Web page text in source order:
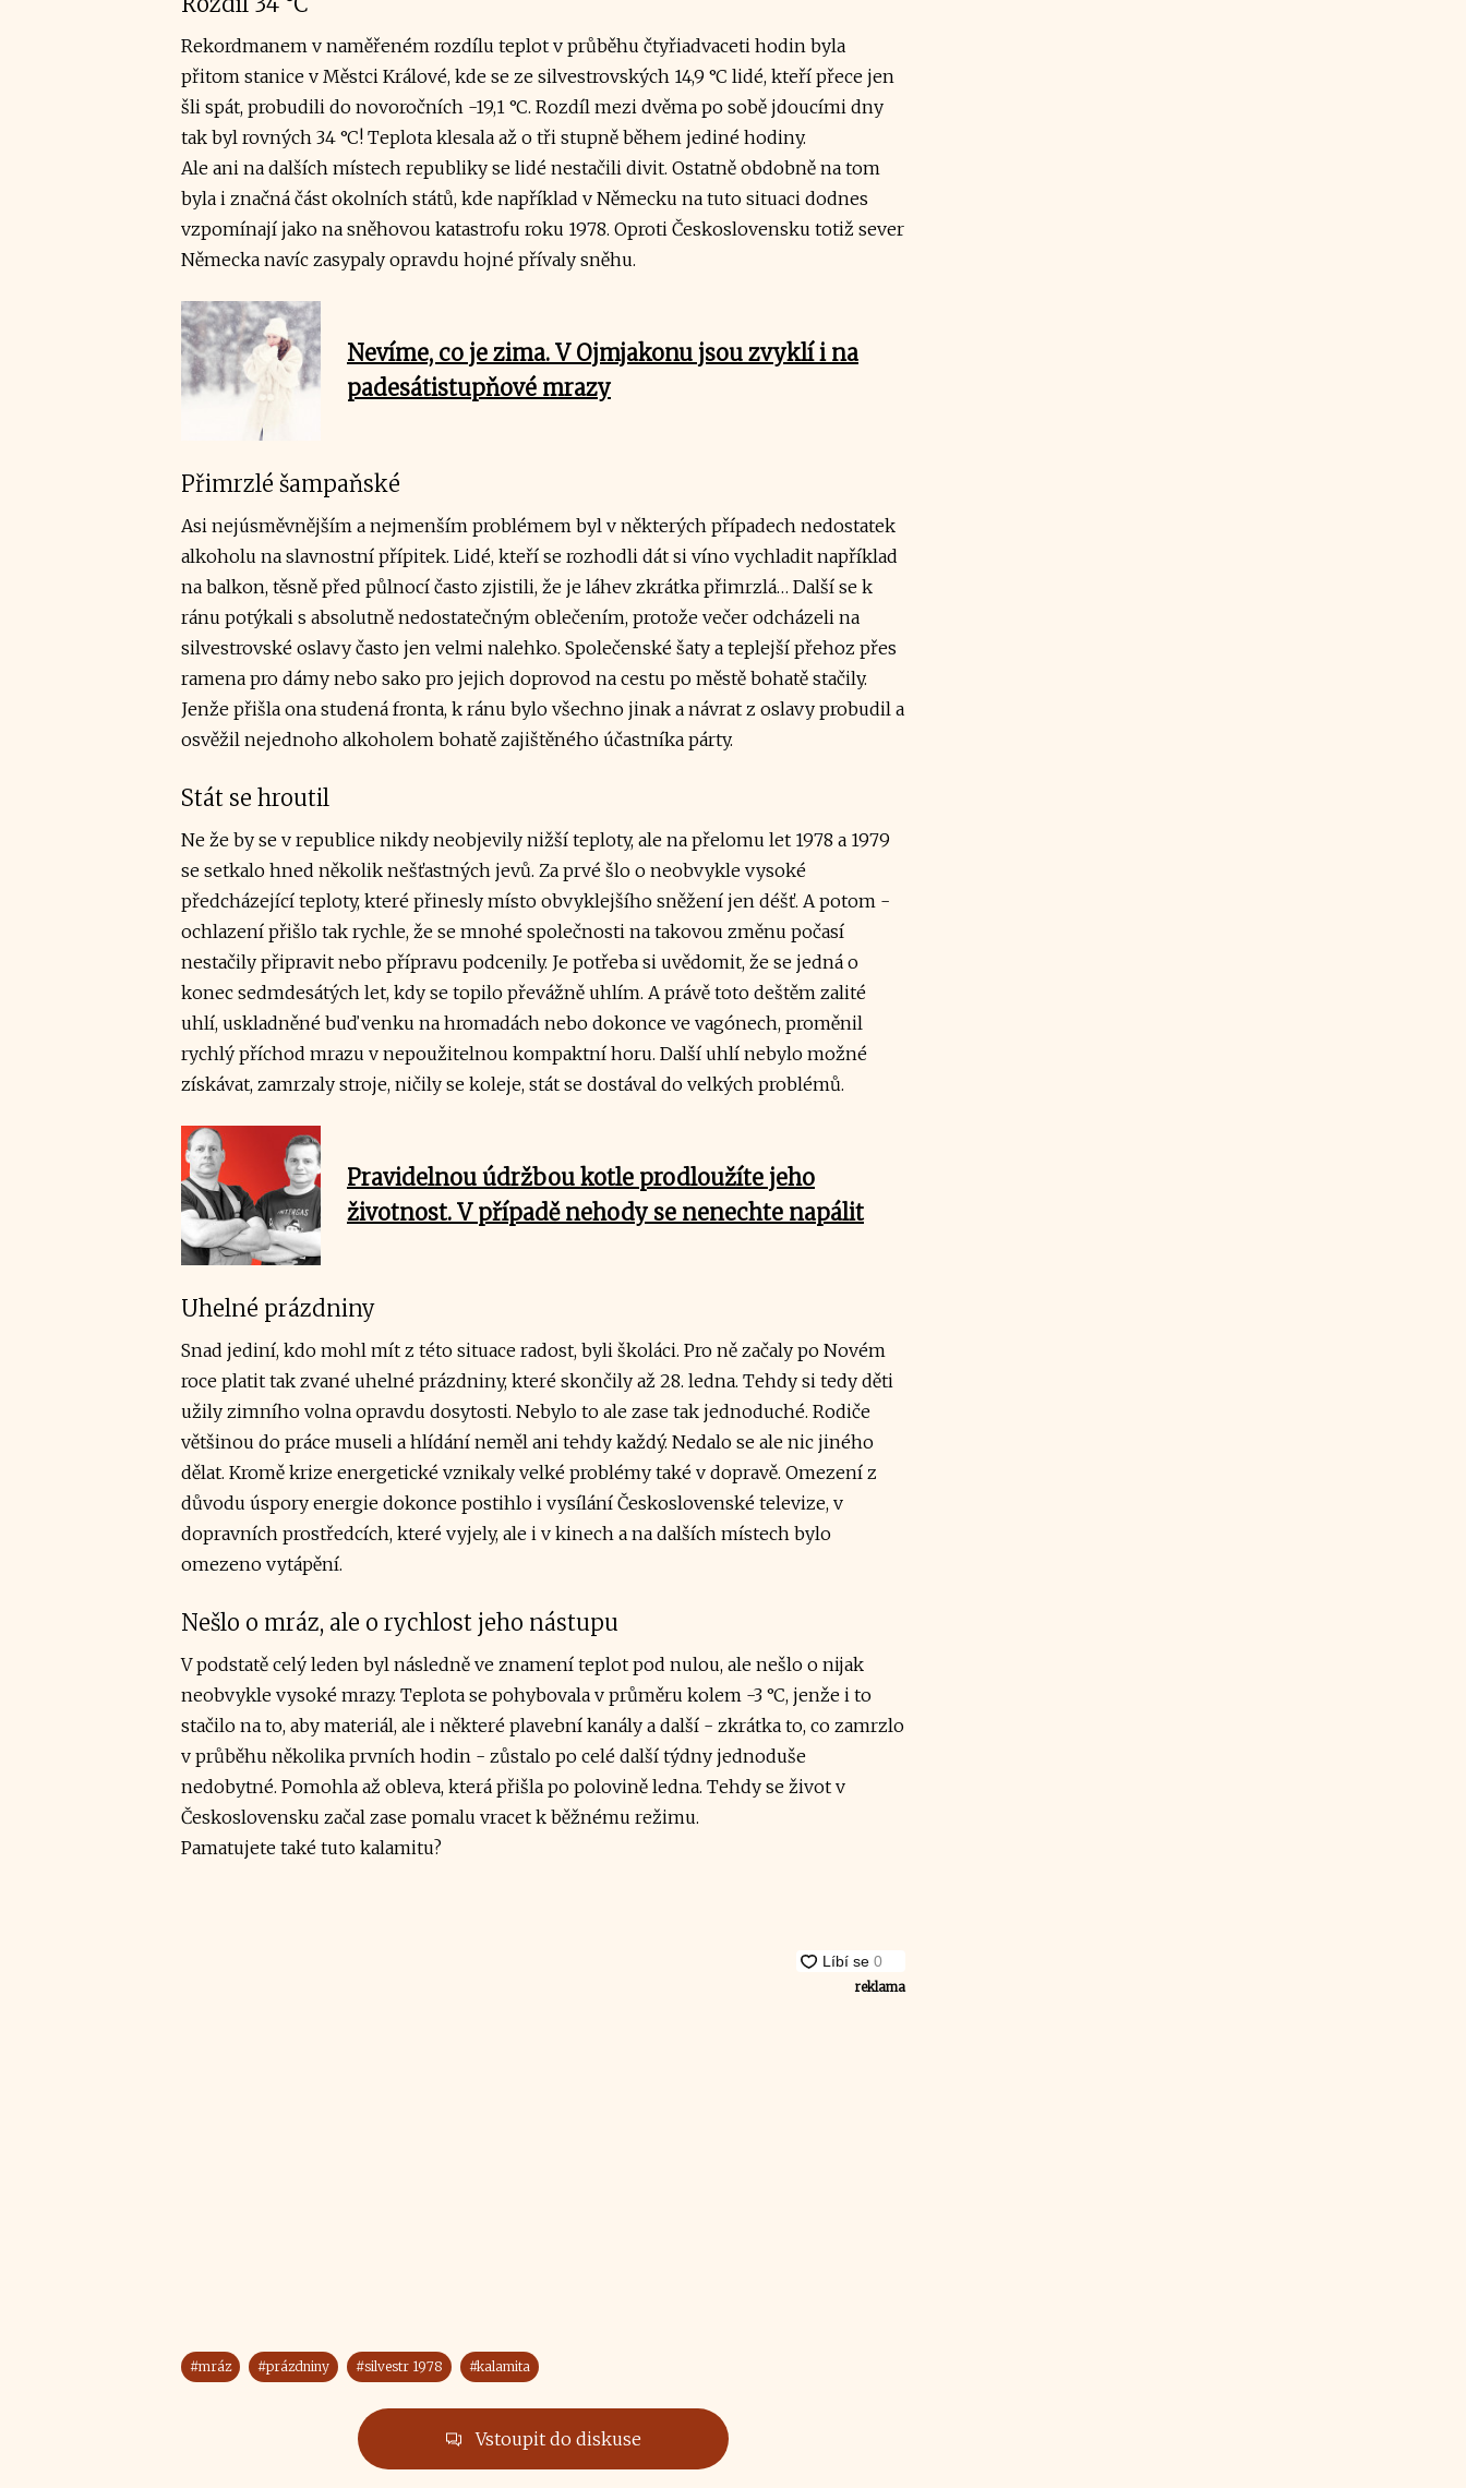
Rekordmanem v naměřeném rozdílu teplot v průběhu čtyřiadvaceti hodin byla
přitom stanice v Městci Králové, kde se ze silvestrovských 14,9 °C lidé, kteří přece jen
šli spát, probudili do novoročních -19,1 °C. Rozdíl mezi dvěma po sobě jdoucími dny
tak byl rovných 34 °C! Teplota klesala až o tři stupně během jediné hodiny.
Ale ani na dalších místech republiky se lidé nestačili divit. Ostatně obdobně na tom
byla i značná část okolních států, kde například v Německu na tuto situaci dodnes
vzpomínají jako na sněhovou katastrofu roku 1978. Oproti Československu totiž sever
Německa navíc zasypaly opravdu hojné přívaly sněhu.
Nevíme, co je zima. V Ojmjakonu jsou zvyklí i na
padesátistupňové mrazy
Přimrzlé šampaňské
Asi nejúsměvnějším a nejmenším problémem byl v některých případech nedostatek
alkoholu na slavnostní přípitek. Lidé, kteří se rozhodli dát si víno vychladit například
na balkon, těsně před půlnocí často zjistili, že je láhev zkrátka přimrzlá… Další se k
ránu potýkali s absolutně nedostatečným oblečením, protože večer odcházeli na
silvestrovské oslavy často jen velmi nalehko. Společenské šaty a teplejší přehoz přes
ramena pro dámy nebo sako pro jejich doprovod na cestu po městě bohatě stačily.
Jenže přišla ona studená fronta, k ránu bylo všechno jinak a návrat z oslavy probudil a
osvěžil nejednoho alkoholem bohatě zajištěného účastníka párty.
Stát se hroutil
Ne že by se v republice nikdy neobjevily nižší teploty, ale na přelomu let 1978 a 1979
se setkalo hned několik nešťastných jevů. Za prvé šlo o neobvykle vysoké
předcházející teploty, které přinesly místo obvyklejšího sněžení jen déšť. A potom -
ochlazení přišlo tak rychle, že se mnohé společnosti na takovou změnu počasí
nestačily připravit nebo přípravu podcenily. Je potřeba si uvědomit, že se jedná o
konec sedmdesátých let, kdy se topilo převážně uhlím. A právě toto deštěm zalité
uhlí, uskladněné buď venku na hromadách nebo dokonce ve vagónech, proměnil
rychlý příchod mrazu v nepoužitelnou kompaktní horu. Další uhlí nebylo možné
získávat, zamrzaly stroje, ničily se koleje, stát se dostával do velkých problémů.
Pravidelnou údržbou kotle prodloužíte jeho
životnost. V případě nehody se nenechte napálit
Uhelné prázdniny
Snad jediní, kdo mohl mít z této situace radost, byli školáci. Pro ně začaly po Novém
roce platit tak zvané uhelné prázdniny, které skončily až 28. ledna. Tehdy si tedy děti
užily zimního volna opravdu dosytosti. Nebylo to ale zase tak jednoduché. Rodiče
většinou do práce museli a hlídání neměl ani tehdy každý. Nedalo se ale nic jiného
dělat. Kromě krize energetické vznikaly velké problémy také v dopravě. Omezení z
důvodu úspory energie dokonce postihlo i vysílání Československé televize, v
dopravních prostředcích, které vyjely, ale i v kinech a na dalších místech bylo
omezeno vytápění.
Nešlo o mráz, ale o rychlost jeho nástupu
V podstatě celý leden byl následně ve znamení teplot pod nulou, ale nešlo o nijak
neobvykle vysoké mrazy. Teplota se pohybovala v průměru kolem -3 °C, jenže i to
stačilo na to, aby materiál, ale i některé plavební kanály a další - zkrátka to, co zamrzlo
v průběhu několika prvních hodin - zůstalo po celé další týdny jednoduše
nedobytné. Pomohla až obleva, která přišla po polovině ledna. Tehdy se život v
Československu začal zase pomalu vracet k běžnému režimu.
Pamatujete také tuto kalamitu?
reklama
#mráz #prázdniny #silvestr 1978 #kalamita
Vstoupit do diskuse